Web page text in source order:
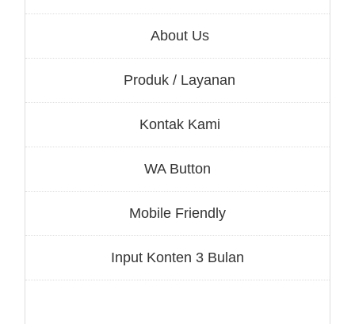
About Us
Produk / Layanan
Kontak Kami
WA Button
Mobile Friendly
Input Konten 3 Bulan